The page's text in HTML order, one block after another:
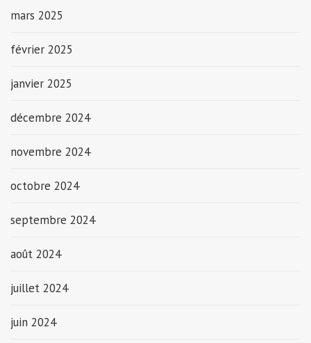
mars 2025
février 2025
janvier 2025
décembre 2024
novembre 2024
octobre 2024
septembre 2024
août 2024
juillet 2024
juin 2024